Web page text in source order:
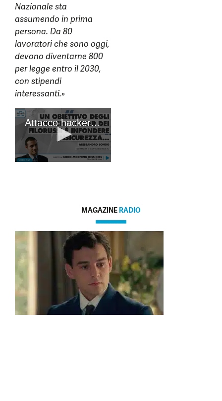
Nazionale sta
assumendo in prima
persona. Da 80
lavoratori che sono oggi,
devono diventarne 800
per legge entro il 2030,
con stipendi
interessanti.»
MAGAZINE RADIO